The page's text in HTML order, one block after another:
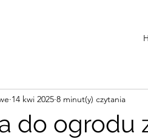
do ogrodu
14 kwi 2025 8 minut(y) czytania